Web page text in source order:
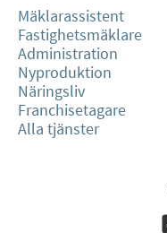
Mäklarassistent
Fastighetsmäklare
Administration
Nyproduktion
Näringsliv
Franchisetagare
Alla tjänster